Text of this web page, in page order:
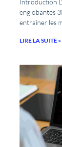
Introduction
englobantes
entraîner les
LIRE LA SUITE »